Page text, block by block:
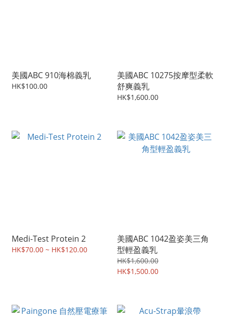
美國ABC 910海棉義乳
HK$100.00
美國ABC 10275按摩型柔軟
舒爽義乳
HK$1,600.00
Medi-Test Protein 2
HK$70.00 ~ HK$120.00
美國ABC 1042盈姿美三角
型輕盈義乳
HK$1,600.00
HK$1,500.00